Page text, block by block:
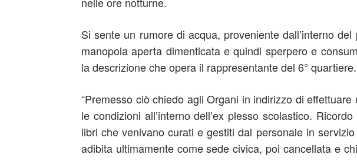
Si sente un rumore di acqua, proveniente dall’interno
manopola aperta dimenticata e quindi sperpero e
la descrizione che opera il rappresentante del 6° quartiere.
“Premesso ciò chiedo agli Organi in indirizzo di
le condizioni all’interno dell’ex plesso scolastico.
libri che venivano curati e gestiti dal personale in
adibita ultimamente come sede civica, poi cancellata e